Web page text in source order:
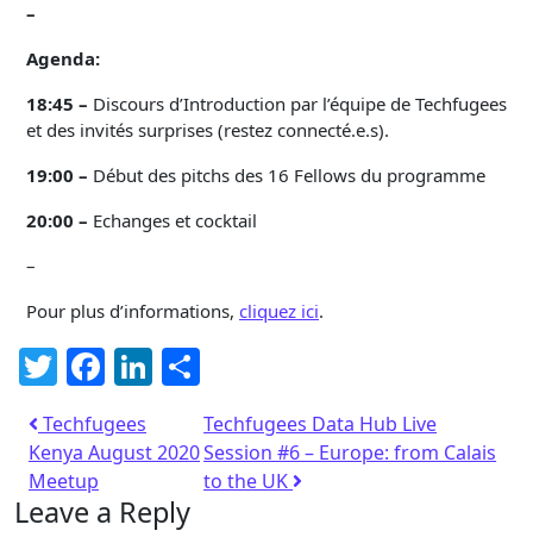
–
Agenda:
18:45 – Discours d’Introduction par l’équipe de Techfugees
et des invités surprises (restez connecté.e.s).
19:00 – Début des pitchs des 16 Fellows du programme
20:00 – Echanges et cocktail
–
Pour plus d’informations, cliquez ici.
Twitter
Facebook
LinkedIn
Techfugees
Kenya August 2020
Meetup
Techfugees Data Hub Live
Session #6 – Europe: from Calais
to the UK
Leave a Reply